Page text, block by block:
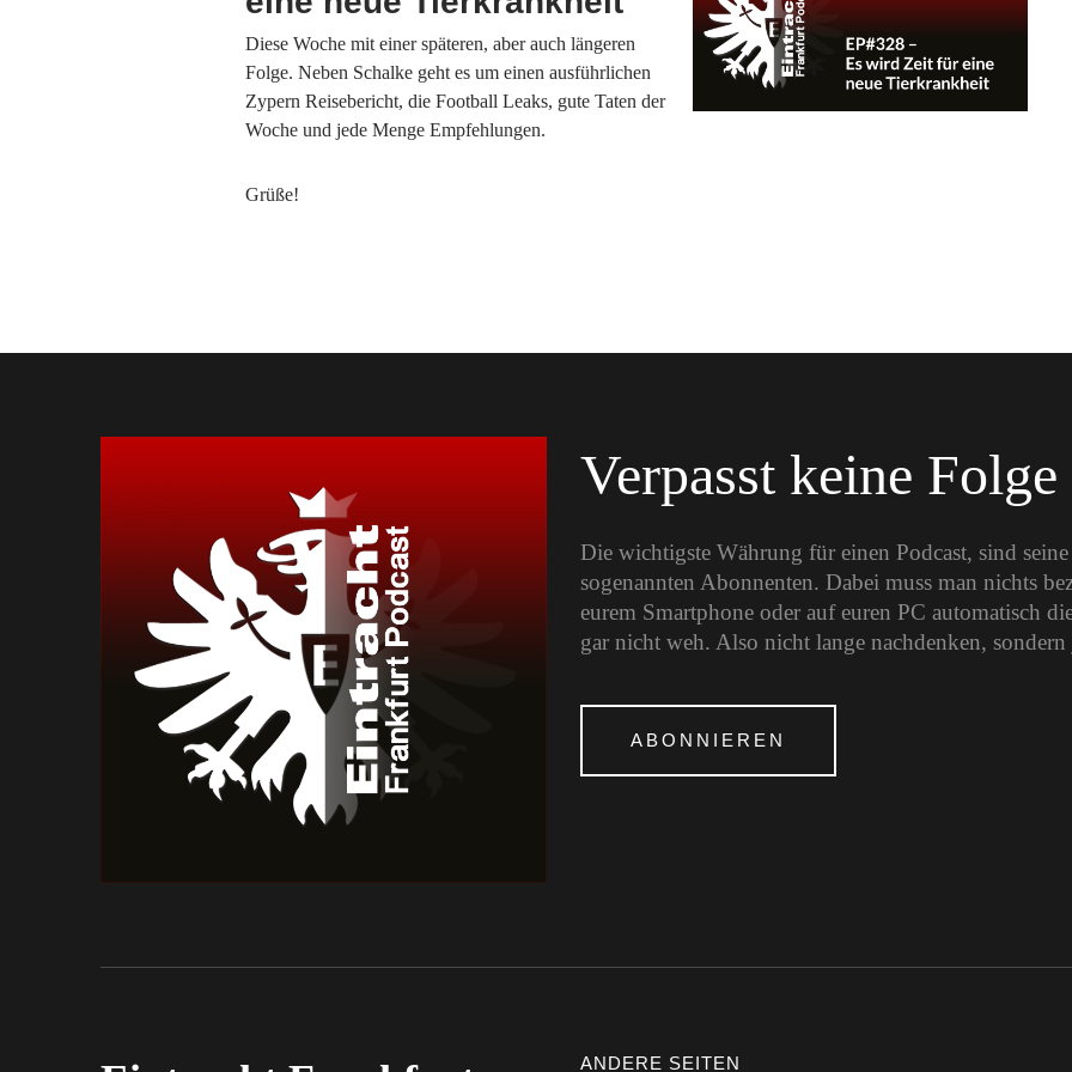
Diese Woche mit einer späteren, aber auch längeren
Folge. Neben Schalke geht es um einen ausführlichen
Zypern Reisebericht, die Football Leaks, gute Taten der
Woche und jede Menge Empfehlungen.
Grüße!
Verpasst keine
Die wichtigste Währung für einen Podcast, sind
sogenannten Abonnenten. Dabei muss man nichts
eurem Smartphone oder auf euren PC automatisch
gar nicht weh. Also nicht lange nachdenken,
ABONNIEREN
ANDERE SEITEN